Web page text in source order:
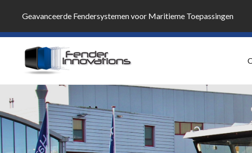
Geavanceerde Fendersystemen voor Maritieme Toepassingen